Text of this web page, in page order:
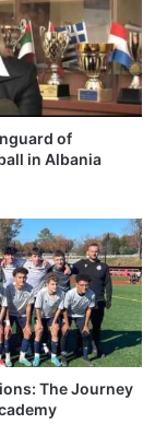
of
in Albania
The Journey